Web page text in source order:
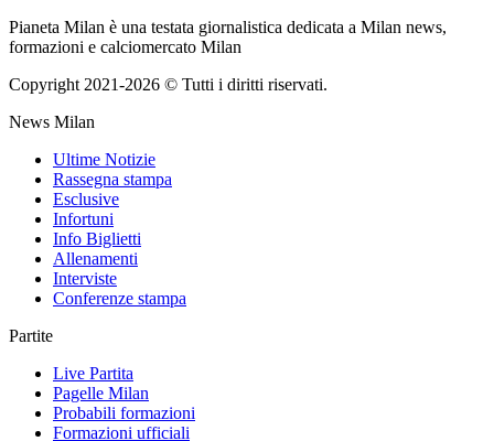
Pianeta Milan è una testata giornalistica dedicata a Milan news,
formazioni e calciomercato Milan
Copyright 2021-2026 © Tutti i diritti riservati.
News Milan
Ultime Notizie
Rassegna stampa
Esclusive
Infortuni
Info Biglietti
Allenamenti
Interviste
Conferenze stampa
Partite
Live Partita
Pagelle Milan
Probabili formazioni
Formazioni ufficiali